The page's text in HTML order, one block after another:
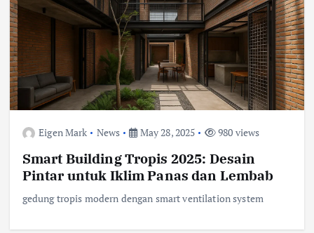
Eigen Mark News May 28, 2025 980 views
Smart Building Tropis 2025: Desain
Pintar untuk Iklim Panas dan Lembab
gedung tropis modern dengan smart ventilation system